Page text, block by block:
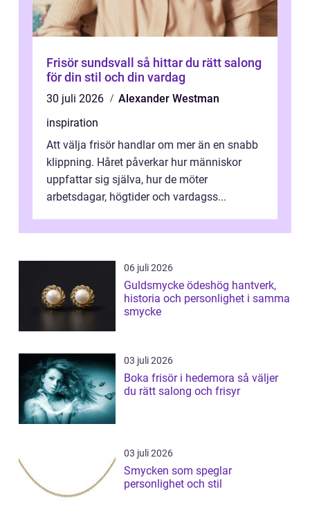
Frisör sundsvall så hittar du rätt salong
för din stil och din vardag
30 juli 2026
Alexander Westman
inspiration
Att välja frisör handlar om mer än en snabb
klippning. Håret påverkar hur människor
uppfattar sig själva, hur de möter
arbetsdagar, högtider och vardagss...
06 juli 2026
Guldsmycke ödeshög hantverk,
historia och personlighet i samma
smycke
03 juli 2026
Boka frisör i hedemora så väljer
du rätt salong och frisyr
03 juli 2026
Smycken som speglar
personlighet och stil